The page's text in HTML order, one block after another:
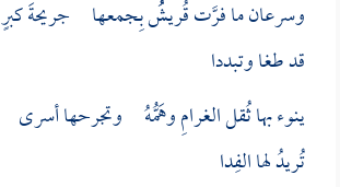
وسرعان ما فرَّت قُريشُُ بِجمعها جريحةَ كبرٍ
قد طغا وتبددا
ينوء بها ثُقل الغرامِ وهَمُّهُ وتجرحها أسرى
تُريدُ لها الفِدا